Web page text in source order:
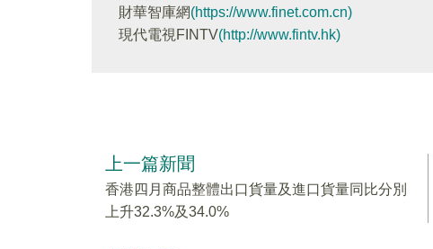
財華智庫網(https://www.finet.com.cn)
現代電視FINTV(http://www.fintv.hk)
上一篇新聞
香港四月商品整體出口貨量及進口貨量同比分別
上升32.3%及34.0%